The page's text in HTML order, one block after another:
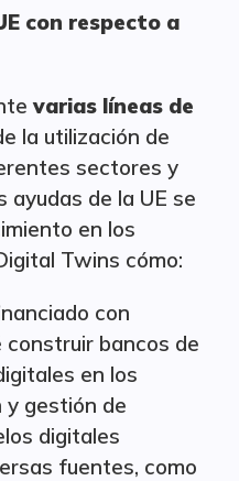
con respecto a
varias líneas de
la utilización de
sectores y
ayudas de la UE se
en los
Twins cómo:
con
bancos de
en los
gestión de
digitales
fuentes, como